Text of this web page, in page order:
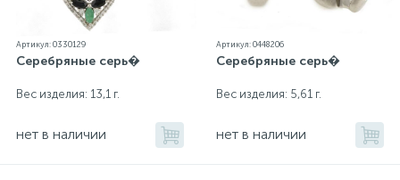
Артикул: 0330129
Серебряные серь�
Вес изделия: 13,1 г.
нет в наличии
Артикул: 0448206
Серебряные серь�
Вес изделия: 5,61 г.
нет в наличии